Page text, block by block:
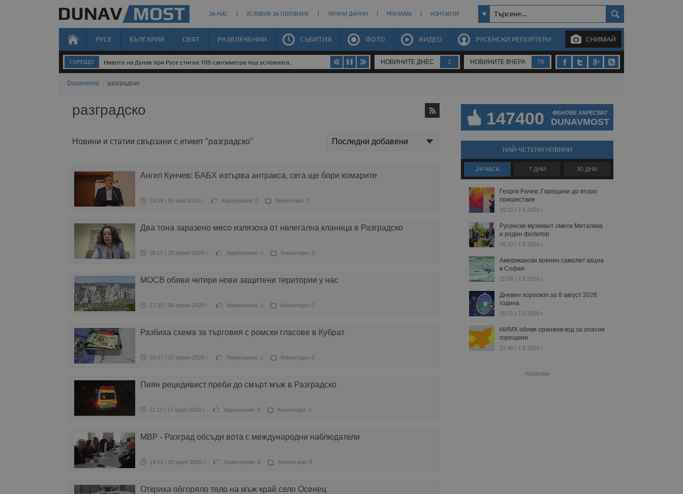
ЗА НАС УСЛОВИЯ ЗА ПОЛЗВАНЕ ЛИЧНИ ДАННИ РЕКЛАМА КОНТАКТИ
РУСЕ БЪЛГАРИЯ СВЯТ РАЗВЛЕЧЕНИЯ СЪБИТИЯ ФОТО ВИДЕО РУСЕНСКИ РЕПОРТЕРИ СНИМАЙ
ГОРЕЩО Нивото на Дунав при Русе стигна 109 сантиметра под условната... НОВИНИТЕ ДНЕС 2 НОВИНИТЕ ВЧЕРА 78
Dunavmost разградско
разградско
Новини и статии свързани с етикет "разградско"
Ангел Кунчев: БАБХ изтърва антракса, сега ще бори комарите
19:29 | 08 май 2026 г. Харесвания: 0 Коментари: 0
Два тона заразено месо излязоха от нелегална кланица в Разградско
09:15 | 23 април 2026 г. Харесвания: 0 Коментари: 0
МОСВ обяви четири нови защитени територии у нас
17:35 | 06 април 2026 г. Харесвания: 1 Коментари: 0
Разбиха схема за търговия с ромски гласове в Кубрат
18:47 | 02 април 2026 г. Харесвания: 1 Коментари: 0
Пиян рецидивист преби до смърт мъж в Разградско
11:12 | 27 март 2026 г. Харесвания: 0 Коментари: 0
МВР - Разград обсъди вота с международни наблюдатели
14:13 | 25 март 2026 г. Харесвания: 0 Коментари: 0
Откриха обгоряло тяло на мъж край село Осенец
147400 ФЕНОВЕ ХАРЕСВАТ
DUNAVMOST
НАЙ-ЧЕТЕНИ НОВИНИ
24 ЧАСА 7 ДНИ 30 ДНИ
Георги Рачев: Горещини до второ
пришествие
10:15 | 7.8.2026 г.
Русенски музикант смеси Металика
и роден фолклор
09:32 | 7.8.2026 г.
Американски военен самолет кацна
в София
15:09 | 7.8.2026 г.
Дневен хороскоп за 8 август 2026
година
15:31 | 7.8.2026 г.
НИМХ обяви оранжев код за опасни
горещини
13:46 | 7.8.2026 г.
РЕКЛАМА